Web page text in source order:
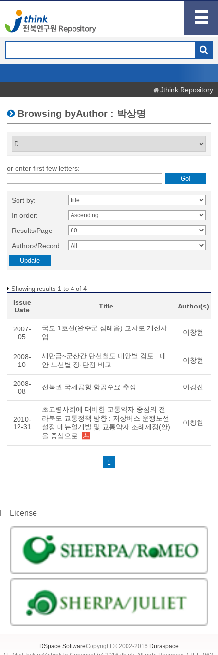
Jthink Repository
Browsing byAuthor : 박상명
or enter first few letters:
Sort by:
In order:
Results/Page
Authors/Record:
Showing results 1 to 4 of 4
Issue
Date
Title Author(s)
2007-
05
국도 1호선(완주군 삼례읍) 교차로 개선사
업
이창현
2008-
10
새만금~군산간 단선철도 대안별 검토 : 대
안 노선별 장·단점 비교
이창현
2008-
08
전북권 국제공항 항공수요 추정 이강진
2010-
12-31
초고령사회에 대비한 교통약자 중심의 전
라북도 교통정책 방향 : 저상버스 운행노선
설정 매뉴얼개발 및 교통약자 조례제정(안)
을 중심으로
이창현
1
License
DSpace SoftwareCopyright © 2002-2016 Duraspace